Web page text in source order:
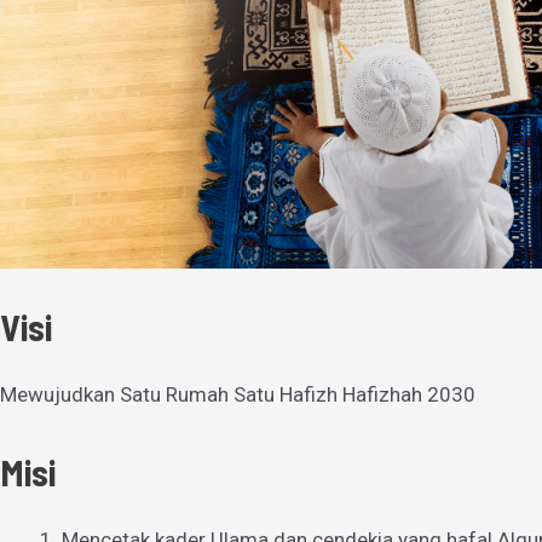
Visi
Mewujudkan Satu Rumah Satu Hafizh Hafizhah 2030
Misi